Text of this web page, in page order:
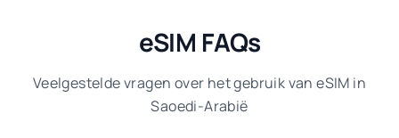
eSIM FAQs
Veelgestelde vragen over het gebruik van eSIM in
Saoedi-Arabië